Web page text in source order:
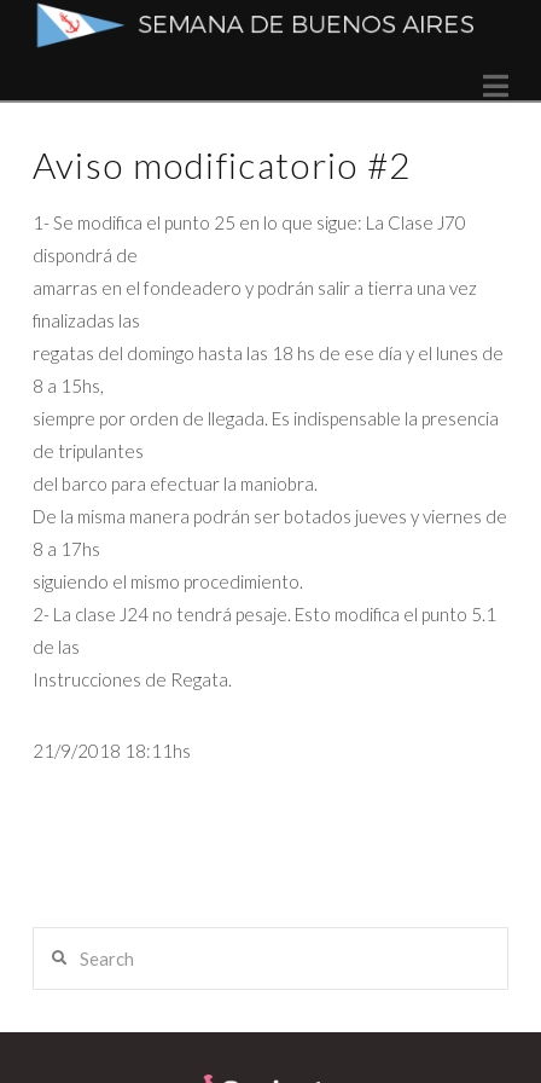
Semana
de
Buenos
Aires
Aviso modificatorio #2
1- Se modifica el punto 25 en lo que sigue: La Clase J70
dispondrá de
amarras en el fondeadero y podrán salir a tierra una vez
finalizadas las
regatas del domingo hasta las 18 hs de ese día y el lunes de
8 a 15hs,
siempre por orden de llegada. Es indispensable la presencia
de tripulantes
del barco para efectuar la maniobra.
De la misma manera podrán ser botados jueves y viernes de
8 a 17hs
siguiendo el mismo procedimiento.
2- La clase J24 no tendrá pesaje. Esto modifica el punto 5.1
de las
Instrucciones de Regata.
21/9/2018 18:11hs